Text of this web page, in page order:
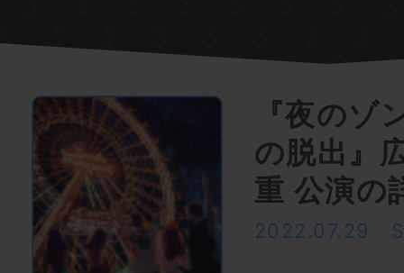
『夜のゾ
の脱出』
重 公演の
2022.07.29